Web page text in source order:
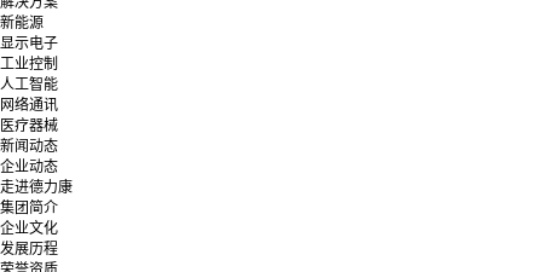
新能源
显示电子
工业控制
人工智能
网络通讯
医疗器械
新闻动态
企业动态
走进德力康
集团简介
企业文化
发展历程